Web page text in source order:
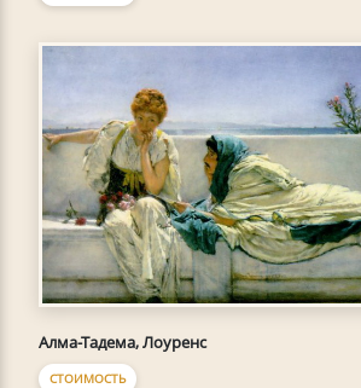
Алма-Тадема, Лоуренс
СТОИМОСТЬ